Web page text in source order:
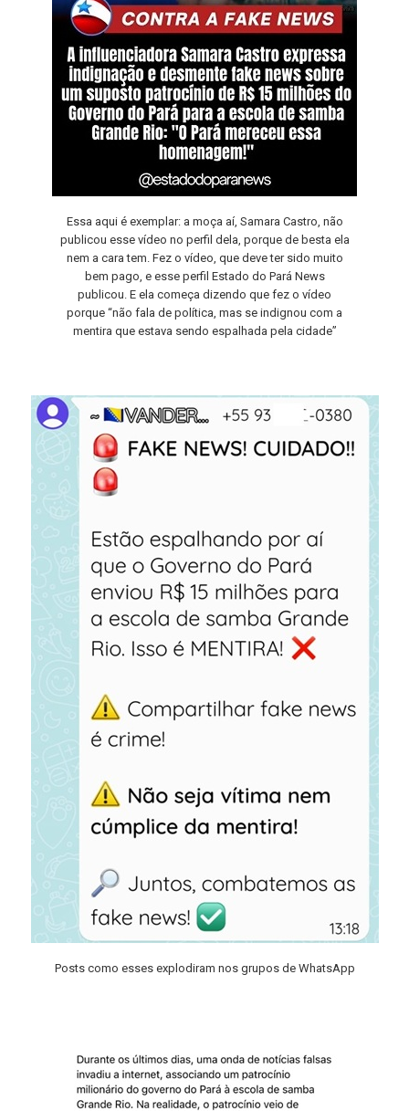
Essa aqui é exemplar: a moça aí, Samara Castro, não
publicou esse vídeo no perfil dela, porque de besta ela
nem a cara tem. Fez o vídeo, que deve ter sido muito
bem pago, e esse perfil Estado do Pará News
publicou. E ela começa dizendo que fez o vídeo
porque “não fala de política, mas se indignou com a
mentira que estava sendo espalhada pela cidade”
Posts como esses explodiram nos grupos de WhatsApp